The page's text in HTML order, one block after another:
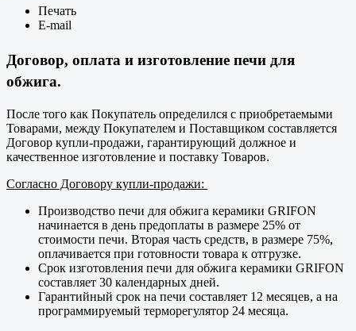
Печать
E-mail
Договор, оплата и изготовление печи для
обжига.
После того как Покупатель определился с приобретаемыми
Товарами, между Покупателем и Поставщиком составляется
Договор купли-продажи, гарантирующий должное и
качественное изготовление и поставку Товаров.
Согласно Договору купли-продажи:
Производство печи для обжига керамики GRIFON
начинается в день предоплаты в размере 25% от
стоимости печи. Вторая часть средств, в размере 75%,
оплачивается при готовности товара к отгрузке.
Срок изготовления печи для обжига керамики GRIFON
составляет 30 календарных дней.
Гарантийный срок на печи составляет 12 месяцев, а на
программируемый терморегулятор 24 месяца.